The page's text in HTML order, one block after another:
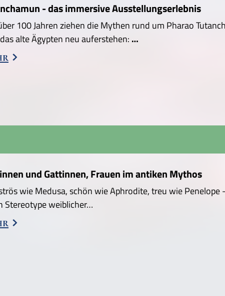
- das immersive Ausstellungserlebnis
100 Jahren ziehen die Mythen rund um Pharao
alte Ägypten neu auferstehen: …
und Gattinnen, Frauen im antiken Mythos
wie Medusa, schön wie Aphrodite, treu wie
Stereotype weiblicher…